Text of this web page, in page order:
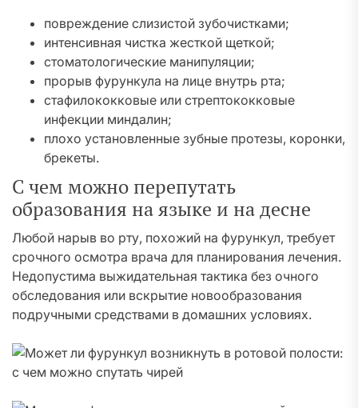
повреждение слизистой зубочистками;
интенсивная чистка жесткой щеткой;
стоматологические манипуляции;
прорыв фурункула на лице внутрь рта;
стафилококковые или стрептококковые
инфекции миндалин;
плохо установленные зубные протезы, коронки,
брекеты.
С чем можно перепутать
образования на языке и на десне
Любой нарыв во рту, похожий на фурункул, требует
срочного осмотра врача для планирования лечения.
Недопустима выжидательная тактика без очного
обследования или вскрытие новообразования
подручными средствами в домашних условиях.